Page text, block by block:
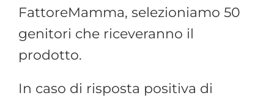
FattoreMamma, selezioniamo 50
genitori che riceveranno il
prodotto.
In caso di risposta positiva di